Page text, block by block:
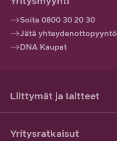
Soita 0800 30 20 30
Jätä yhteydenottopyyntö
DNA Kaupat
Liittymät ja laitteet
Yritysratkaisut